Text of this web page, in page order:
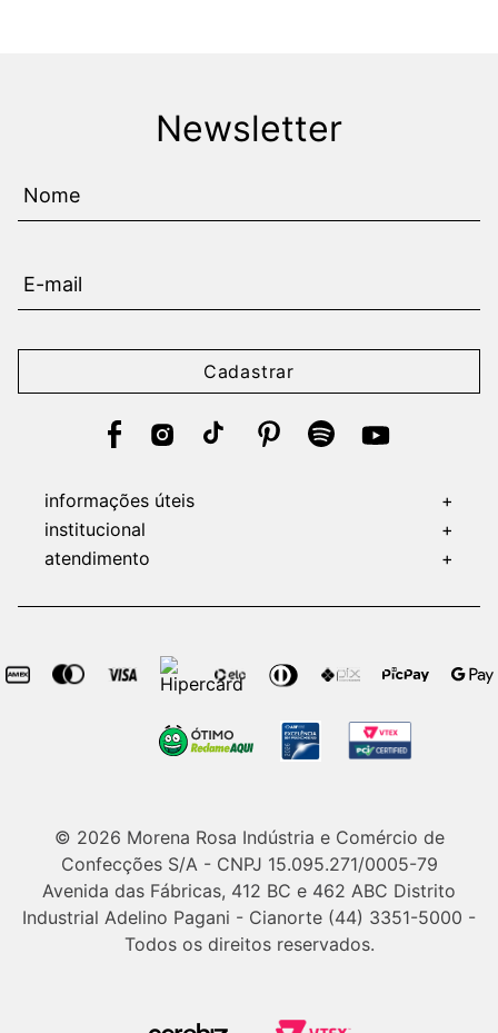
Newsletter
Cadastrar
informações úteis
+
institucional
+
atendimento
+
© 2026 Morena Rosa Indústria e Comércio de
Confecções S/A - CNPJ 15.095.271/0005-79
Avenida das Fábricas, 412 BC e 462 ABC Distrito
Industrial Adelino Pagani - Cianorte (44) 3351-5000 -
Todos os direitos reservados.